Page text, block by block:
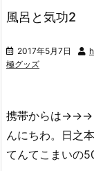
風呂と気功2
2017年5月7日
極グッズ
携帯からは→→→
んにちわ。日之
てんてこまいの